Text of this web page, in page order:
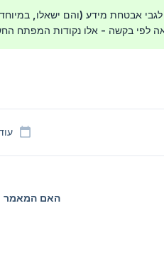
אבטחת מידע (והם ישאלו,
לפי בקשה - אלו נקודות המפתח
האם המאמר